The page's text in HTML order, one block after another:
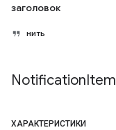
заголовок
нить
NotificationItem
ХАРАКТЕРИСТИКИ